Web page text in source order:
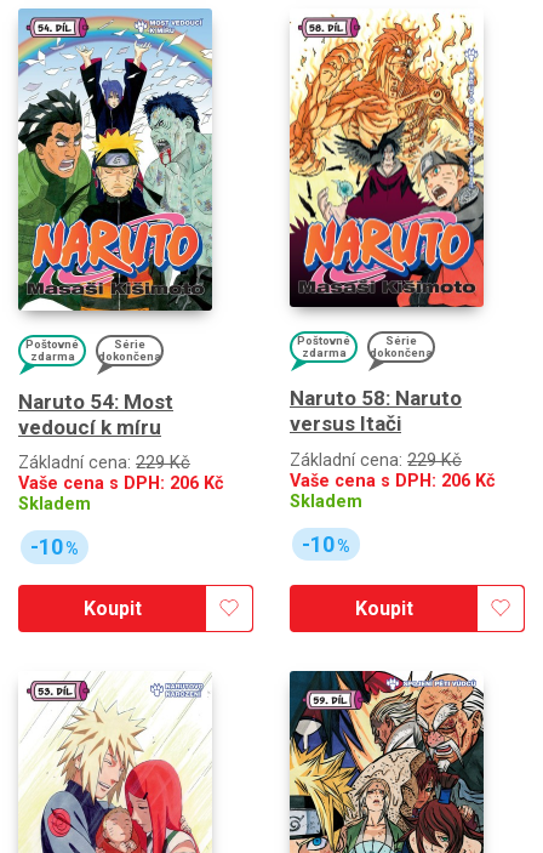
Poštovné
zdarma
Série
dokončena
Naruto 54: Most
vedoucí k míru
Základní cena: 229 Kč
Vaše cena s DPH: 206 Kč
Skladem
-10%
Koupit
Poštovné
zdarma
Série
dokončena
Naruto 58: Naruto
versus Itači
Základní cena: 229 Kč
Vaše cena s DPH: 206 Kč
Skladem
-10%
Koupit